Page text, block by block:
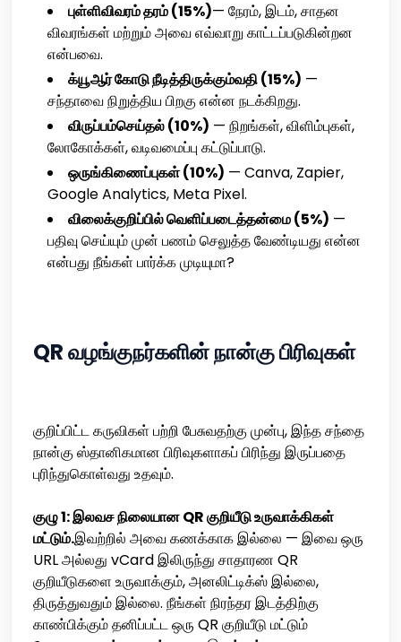
புள்ளிவிவரம் தரம் (15%)— நேரம், இடம், சாதன
விவரங்கள் மற்றும் அவை எவ்வாறு காட்டப்படுகின்றன
என்பவை.
க்யூஆர் கோடு நீடித்திருக்கும்வதி (15%) —
சந்தாவை நிறுத்திய பிறகு என்ன நடக்கிறது.
விருப்பம்செய்தல் (10%) — நிறங்கள், விளிம்புகள்,
லோகோக்கள், வடிவமைப்பு கட்டுப்பாடு.
ஒருங்கிணைப்புகள் (10%) — Canva, Zapier,
Google Analytics, Meta Pixel.
விலைக்குறிப்பில் வெளிப்படைத்தன்மை (5%) —
பதிவு செய்யும் முன் பணம் செலுத்த வேண்டியது என்ன
என்பது நீங்கள் பார்க்க முடியுமா?
QR வழங்குநர்களின் நான்கு பிரிவுகள்
குறிப்பிட்ட கருவிகள் பற்றி பேசுவதற்கு முன்பு, இந்த சந்தை
நான்கு ஸ்தானிகமான பிரிவுகளாகப் பிரிந்து இருப்பதை
புரிந்துகொள்வது உதவும்.
குழு 1: இலவச நிலையான QR குறியீடு உருவாக்கிகள்
மட்டும்.இவற்றில் அவை கணக்காக இல்லை — இவை ஒரு
URL அல்லது vCard இலிருந்து சாதாரண QR
குறியீடுகளை உருவாக்கும், அனலிட்டிக்ஸ் இல்லை,
திருத்துவதும் இல்லை. நீங்கள் நிரந்தர இடத்திற்கு
காண்பிக்கும் தனிப்பட்ட ஒரு QR குறியீடு மட்டும்